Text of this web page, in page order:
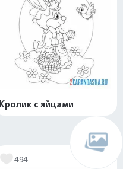
Кролик с яйцами
494